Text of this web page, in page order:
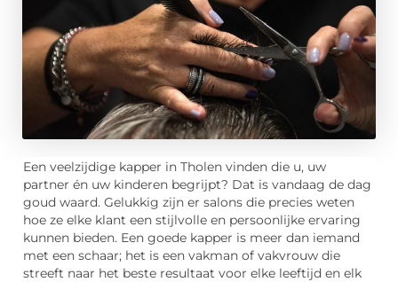
Een veelzijdige kapper in Tholen vinden die u, uw
partner én uw kinderen begrijpt? Dat is vandaag de dag
goud waard. Gelukkig zijn er salons die precies weten
hoe ze elke klant een stijlvolle en persoonlijke ervaring
kunnen bieden. Een goede kapper is meer dan iemand
met een schaar; het is een vakman of vakvrouw die
streeft naar het beste resultaat voor elke leeftijd en elk